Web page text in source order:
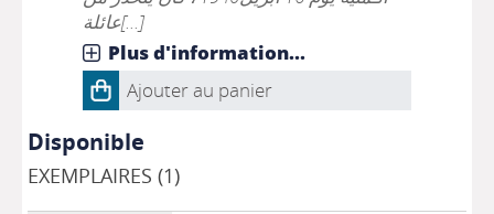
عائلة[...]
Plus d'information...
Ajouter au panier
Disponible
EXEMPLAIRES (1)